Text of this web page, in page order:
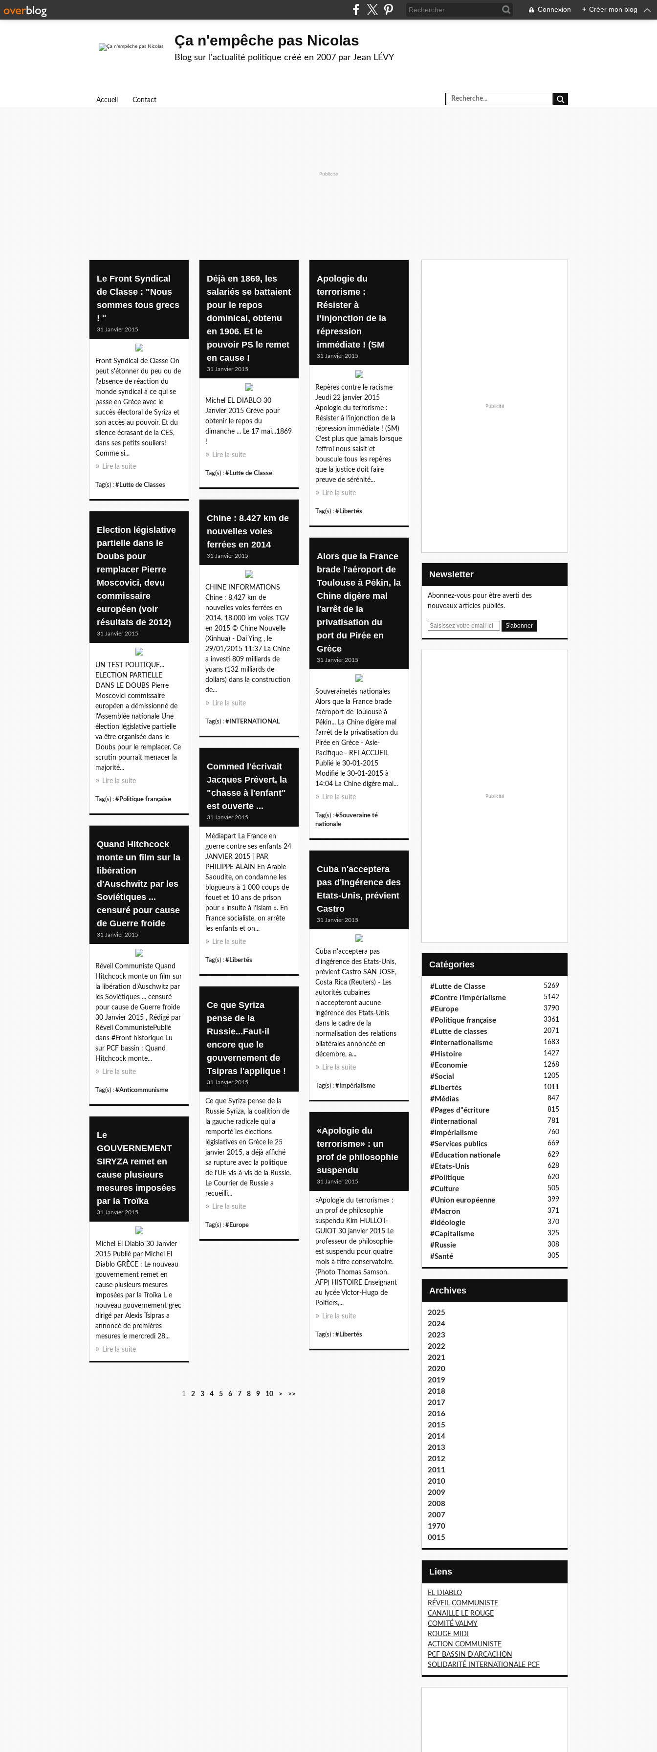
Connexion + Créer mon blog
Ça n'empêche pas Nicolas
Blog sur l'actualité politique créé en 2007 par Jean LÉVY
Accueil Contact
Publicité
Le Front Syndical
de Classe : "Nous
sommes tous grecs
! "
31 Janvier 2015
Front Syndical de Classe On
peut s'étonner du peu ou de
l'absence de réaction du
monde syndical à ce qui se
passe en Grèce avec le
succès électoral de Syriza et
son accès au pouvoir. Et du
silence écrasant de la CES,
dans ses petits souliers!
Comme si...
Lire la suite
Tag(s) : #Lutte de Classes
Déjà en 1869, les
salariés se battaient
pour le repos
dominical, obtenu
en 1906. Et le
pouvoir PS le remet
en cause !
31 Janvier 2015
Michel EL DIABLO 30
Janvier 2015 Grève pour
obtenir le repos du
dimanche ... Le 17 mai...1869
!
Lire la suite
Tag(s) : #Lutte de Classe
Apologie du
terrorisme :
Résister à
l’injonction de la
répression
immédiate ! (SM
31 Janvier 2015
Repères contre le racisme
Jeudi 22 janvier 2015
Apologie du terrorisme :
Résister à l’injonction de la
répression immédiate ! (SM)
C’est plus que jamais lorsque
l’effroi nous saisit et
bouscule tous les repères
que la justice doit faire
preuve de sérénité...
Lire la suite
Tag(s) : #Libertés
Chine : 8.427 km de
nouvelles voies
ferrées en 2014
31 Janvier 2015
CHINE INFORMATIONS
Chine : 8.427 km de
nouvelles voies ferrées en
2014. 18.000 km voies TGV
en 2015 © Chine Nouvelle
(Xinhua) - Dai Ying , le
29/01/2015 11:37 La Chine
a investi 809 milliards de
yuans (132 milliards de
dollars) dans la construction
de...
Lire la suite
Tag(s) : #INTERNATIONAL
Election législative
partielle dans le
Doubs pour
remplacer Pierre
Moscovici, devu
commissaire
européen (voir
résultats de 2012)
31 Janvier 2015
UN TEST POLITIQUE...
ELECTION PARTIELLE
DANS LE DOUBS Pierre
Moscovici commissaire
européen a démissionné de
l'Assemblée nationale Une
élection législative partielle
va être organisée dans le
Doubs pour le remplacer. Ce
scrutin pourrait menacer la
majorité...
Lire la suite
Tag(s) : #Politique française
Alors que la France
brade l'aéroport de
Toulouse à Pékin, la
Chine digère mal
l'arrêt de la
privatisation du
port du Pirée en
Grèce
31 Janvier 2015
Souverainetés nationales
Alors que la France brade
l'aéroport de Toulouse à
Pékin... La Chine digère mal
l'arrêt de la privatisation du
Pirée en Grèce - Asie-
Pacifique - RFI ACCUEIL
Publié le 30-01-2015
Modifié le 30-01-2015 à
14:04 La Chine digère mal...
Lire la suite
Tag(s) : #Souveraine té
nationale
Commed l'écrivait
Jacques Prévert, la
"chasse à l'enfant"
est ouverte ...
31 Janvier 2015
Médiapart La France en
guerre contre ses enfants 24
JANVIER 2015 | PAR
PHILIPPE ALAIN En Arabie
Saoudite, on condamne les
blogueurs à 1 000 coups de
fouet et 10 ans de prison
pour « insulte à l’Islam ». En
France socialiste, on arrête
les enfants et on...
Lire la suite
Tag(s) : #Libertés
Quand Hitchcock
monte un film sur la
libération
d'Auschwitz par les
Soviétiques ...
censuré pour cause
de Guerre froide
31 Janvier 2015
Réveil Communiste Quand
Hitchcock monte un film sur
la libération d'Auschwitz par
les Soviétiques ... censuré
pour cause de Guerre froide
30 Janvier 2015 , Rédigé par
Réveil CommunistePublié
dans #Front historique Lu
sur PCF bassin : Quand
Hitchcock monte...
Lire la suite
Tag(s) : #Anticommunisme
Cuba n'acceptera
pas d'ingérence des
Etats-Unis, prévient
Castro
31 Janvier 2015
Cuba n'acceptera pas
d'ingérence des Etats-Unis,
prévient Castro SAN JOSE,
Costa Rica (Reuters) - Les
autorités cubaines
n'accepteront aucune
ingérence des Etats-Unis
dans le cadre de la
normalisation des relations
bilatérales annoncée en
décembre, a...
Lire la suite
Tag(s) : #Impérialisme
Ce que Syriza
pense de la
Russie...Faut-il
encore que le
gouvernement de
Tsipras l'applique !
31 Janvier 2015
Ce que Syriza pense de la
Russie Syriza, la coalition de
la gauche radicale qui a
remporté les élections
législatives en Grèce le 25
janvier 2015, a déjà affiché
sa rupture avec la politique
de l’UE vis-à-vis de la Russie.
Le Courrier de Russie a
recueilli...
Lire la suite
Tag(s) : #Europe
«Apologie du
terrorisme» : un
prof de philosophie
suspendu
31 Janvier 2015
«Apologie du terrorisme» :
un prof de philosophie
suspendu Kim HULLOT-
GUIOT 30 janvier 2015 Le
professeur de philosophie
est suspendu pour quatre
mois à titre conservatoire.
(Photo Thomas Samson.
AFP) HISTOIRE Enseignant
au lycée Victor-Hugo de
Poitiers,...
Lire la suite
Tag(s) : #Libertés
Le
GOUVERNEMENT
SIRYZA remet en
cause plusieurs
mesures imposées
par la Troïka
31 Janvier 2015
Michel El Diablo 30 Janvier
2015 Publié par Michel El
Diablo GRÈCE : Le nouveau
gouvernement remet en
cause plusieurs mesures
imposées par la Troïka L e
nouveau gouvernement grec
dirigé par Alexis Tsipras a
annoncé de premières
mesures le mercredi 28...
Lire la suite
1 2 3 4 5 6 7 8 9 10
2
> >>
Publicité
Newsletter
Abonnez-vous pour être averti des
nouveaux articles publiés.
E
Publicité
Catégories
#Lutte de Classe 5269
#Contre l'impérialisme 5142
#Europe 3790
#Politique française 3361
#Lutte de classes 2071
#Internationalisme 1683
#Histoire 1427
#Economie 1268
#Social 1205
#Libertés 1011
#Médias 847
#Pages d"écriture 815
#international 781
#Impérialisme 760
#Services publics 669
#Education nationale 629
#Etats-Unis 628
#Politique 620
#Culture 505
#Union européenne 399
#Macron 371
#Idéologie 370
#Capitalisme 325
#Russie 308
#Santé 305
Archives
2025
2024
2023
2022
2021
2020
2019
2018
2017
2016
2015
2014
2013
2012
2011
2010
2009
2008
2007
1970
0015
Liens
EL DIABLO
RÉVEIL COMMUNISTE
CANAILLE LE ROUGE
COMITÉ VALMY
ROUGE MIDI
ACTION COMMUNISTE
PCF BASSIN D'ARCACHON
SOLIDARITÉ INTERNATIONALE PCF